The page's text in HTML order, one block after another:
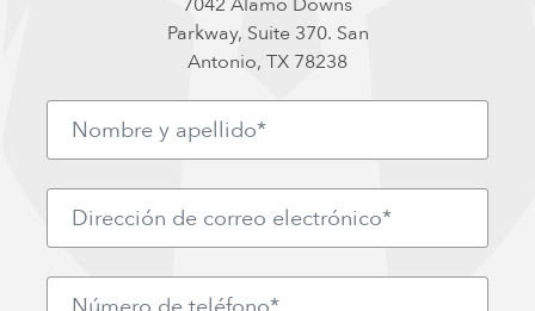
Parkway, Suite 370. San
Antonio, TX 78238